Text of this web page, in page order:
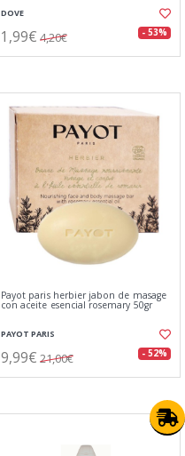
DOVE
1,99€ 4,20€ - 53%
Payot paris herbier jabon de masage
con aceite esencial rosemary 50gr
PAYOT PARIS
9,99€ 21,00€ - 52%